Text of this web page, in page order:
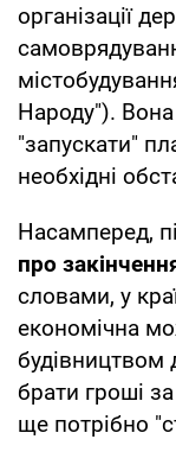
організації
Народу").
"запускати"
необхідні
Насамперед,
про
словами, у
економічна
будівництвом
брати гроші
ще потрібно